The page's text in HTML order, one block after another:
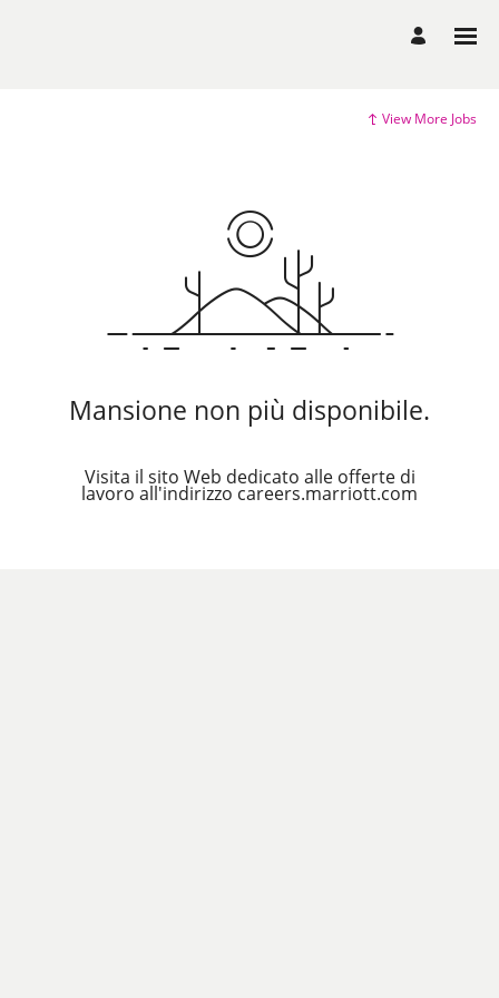
View More Jobs
Mansione non più disponibile.
Visita il sito Web dedicato alle offerte di
lavoro all'indirizzo careers.marriott.com